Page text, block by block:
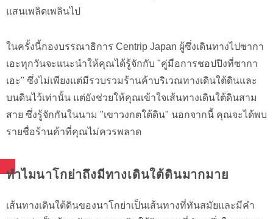
แสนเพลิดเพลินไป
ในครั้งนี้กองบรรณาธิการ Centrip Japan ผู้ซึ่งเดินทางไปซากา
เอะทุกวันจะแนะนำให้คุณได้รู้จักกับ "คู่มือการชอปปิงที่ซากา
เอะ" ซึ่งไม่เพียงแต่มีรวบรวมร้านค้าบริเวณทางเดินใต้ดินและ
บนดินไว้เท่านั้น แต่ยังช่วยให้คุณเข้าใจเส้นทางเดินใต้ดินสาม
สาย ซึ่งรู้จักกันในนาม "เขาวงกตใต้ดิน" นอกจากนี้ คุณจะได้พบ
รายชื่อร้านค้าที่คุณไม่ควรพลาด
ทำไมนาโกย่าถึงมีทางเดินใต้ดินมากมาย
เส้นทางเดินใต้ดินของนาโกย่าเป็นเส้นทางที่ทันสมัยและมีคำ